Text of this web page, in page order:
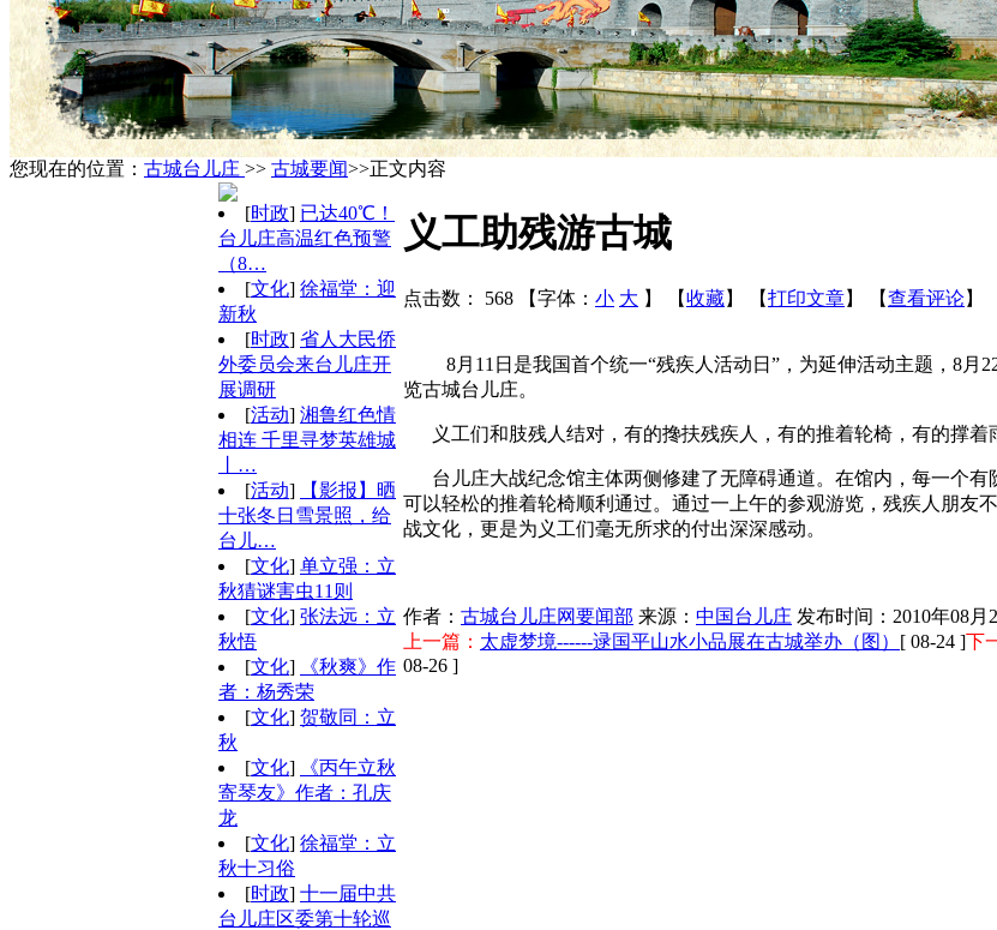
您现在的位置： 古城台儿庄 >> 古城要闻>>正文内容
[时政] 已达40℃！
台儿庄高温红色预警
（8…
[文化] 徐福堂：迎
新秋
[时政] 省人大民侨
外委员会来台儿庄开
展调研
[活动] 湘鲁红色情
相连 千里寻梦英雄城
丨…
[活动]
【影报】晒
十张冬日雪景照，给
台儿…
[文化] 单立强：立
秋猜谜害虫11则
[文化] 张法远：立
秋悟
[文化]
《秋爽》作
者：杨秀荣
[文化] 贺敬同：立
秋
[文化]
《丙午立秋
寄琴友》作者：孔庆
龙
[文化] 徐福堂：立
秋十习俗
[时政] 十一届中共
台儿庄区委第十轮巡
义工助残游古城
点击数： 568 【字体： 小 大 】 【收藏】 【打印文章】 【查看评论】
8月11日是我国首个统一“残疾人活动日”，为延伸活动主题，8月
览古城台儿庄。
义工们和肢残人结对，有的搀扶残疾人，有的推着轮椅，有的撑着
台儿庄大战纪念馆主体两侧修建了无障碍通道。在馆内，每一个有
可以轻松的推着轮椅顺利通过。通过一上午的参观游览，残疾人朋友
战文化，更是为义工们毫无所求的付出深深感动。
作者： 古城台儿庄网要闻部 来源： 中国台儿庄 发布时间：2010年08月
上一篇： 太虚梦境------逯国平山水小品展在古城举办（图） [ 08-24 ]下
08-26 ]